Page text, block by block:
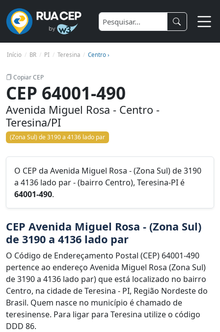
Início BR PI Teresina Centro ›
Copiar CEP
CEP 64001-490
Avenida Miguel Rosa - Centro -
Teresina/PI
(Zona Sul) de 3190 a 4136 lado par
O CEP da Avenida Miguel Rosa - (Zona Sul) de 3190
a 4136 lado par - (bairro Centro), Teresina-PI é
64001-490.
CEP Avenida Miguel Rosa - (Zona Sul)
de 3190 a 4136 lado par
O Código de Endereçamento Postal (CEP) 64001-490
pertence ao endereço Avenida Miguel Rosa (Zona Sul)
de 3190 a 4136 lado par) que está localizado no bairro
Centro, na cidade de Teresina - PI, Região Nordeste do
Brasil. Quem nasce no município é chamado de
teresinense. Para ligar para Teresina utilize o código
DDD 86.